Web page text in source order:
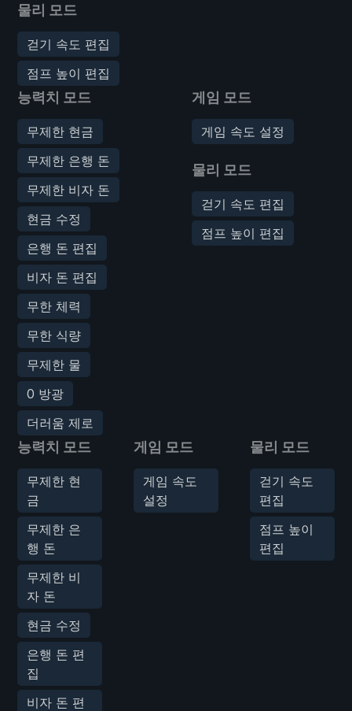
물리 모드
걷기 속도 편집
점프 높이 편집
능력치 모드
무제한 현금
무제한 은행 돈
무제한 비자 돈
현금 수정
은행 돈 편집
비자 돈 편집
무한 체력
무한 식량
무제한 물
0 방광
더러움 제로
게임 모드
게임 속도 설정
물리 모드
걷기 속도 편집
점프 높이 편집
능력치 모드
무제한 현
금
무제한 은
행 돈
무제한 비
자 돈
현금 수정
은행 돈 편
집
비자 돈 편
게임 모드
게임 속도
설정
물리 모드
걷기 속도
편집
점프 높이
편집